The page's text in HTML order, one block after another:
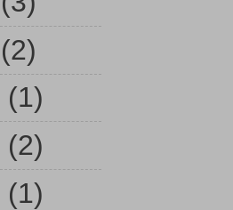
(2)
(1)
(2)
(1)